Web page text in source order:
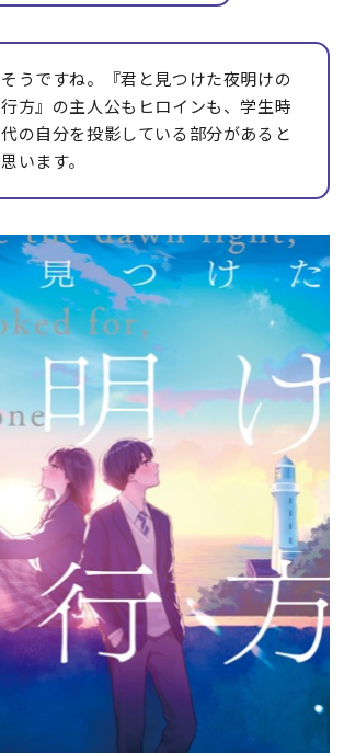
そうですね。『君と見つけた夜明けの
行方』の主人公もヒロインも、学生時
代の自分を投影している部分があると
思います。